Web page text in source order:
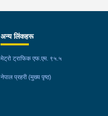
अन्य लिंकहरू
मेट्रो ट्राफिक एफ.एम. ९५.५
नेपाल प्रहरी (मुख्य पृष्ठ)